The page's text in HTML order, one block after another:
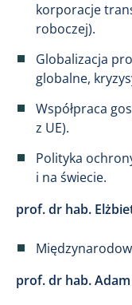
korporacje
roboczej).
Globalizacja
globalne,
Współpraca
z UE).
Polityka
i na świecie.
prof. dr hab.
prof. dr hab. Adam